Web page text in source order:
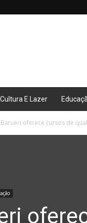
Cultura E Lazer
Barueri oferece cursos de